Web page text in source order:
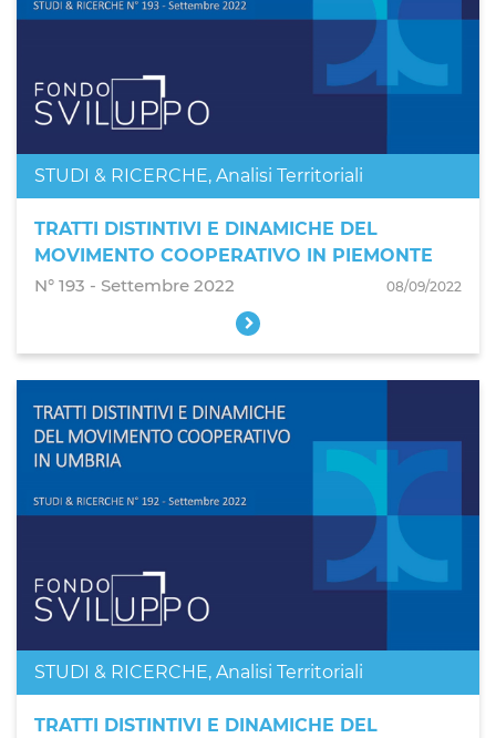
STUDI & RICERCHE, Analisi Territoriali
TRATTI DISTINTIVI E DINAMICHE DEL
MOVIMENTO COOPERATIVO IN PIEMONTE
N° 193 ‐ Settembre 2022
08/09/2022
STUDI & RICERCHE, Analisi Territoriali
TRATTI DISTINTIVI E DINAMICHE DEL